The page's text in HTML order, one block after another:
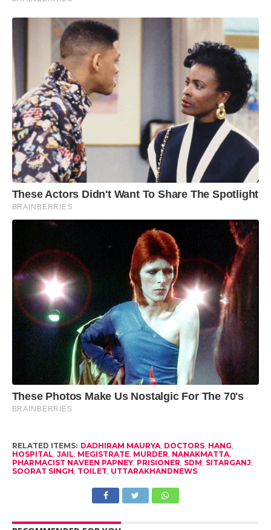
RELATED ITEMS: DADHIRAM MAURYA, DOCTORS, HANG
HOSPITAL JAIL MEGISTRATE, MURDER NANAKMATTA,
PHARMACIST NAVEEN PAPNEY, PRISIONER SDM SITARGANJ
SOORAT SINGH TOILET UTTARAKHANDNEWS